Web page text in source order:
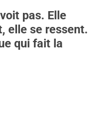
pas. Elle
elle se ressent.
qui fait la